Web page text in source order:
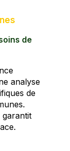
de
analyse
de
garantit